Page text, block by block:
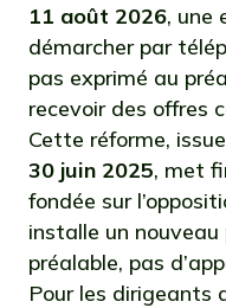
11 août 2026, une
démarcher par
pas exprimé au
recevoir des offres
Cette réforme,
30 juin 2025, met
fondée sur
installe un nouveau
préalable, pas
Pour les dirigeants